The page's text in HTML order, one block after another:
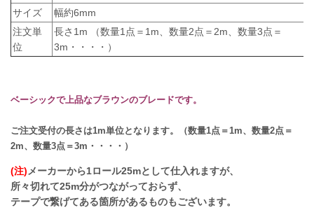
サイズ
幅約6mm
注文単
位
長さ1m （数量1点＝1m、数量2点＝2m、数量3点＝
3m・・・・）
ベーシックで上品なブラウンのブレードです。
ご注文受付の長さは1m単位となります。（数量1点＝1m、数量2点＝
2m、数量3点＝3m・・・・）
(注) メーカーから1ロール25mとして仕入れますが、
所々切れて25m分がつながっておらず、
テープで繋げてある箇所があるものもございます。